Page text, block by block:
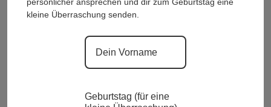
ModeWelt Manu* Kainer, Kusmanekstrasse 22, 8280 Fürstenfeld
Versand und Rückgabe
Impressum und Datenschutzerklärung
Wiederrufsbelehrung
kleine Überraschung senden.
Geburtstag (für eine